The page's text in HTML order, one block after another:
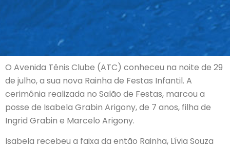
O Avenida Tênis Clube (ATC) conheceu na noite de 29
de julho, a sua nova Rainha de Festas Infantil. A
cerimônia realizada no Salão de Festas, marcou a
posse de Isabela Grabin Arigony, de 7 anos, filha de
Ingrid Grabin e Marcelo Arigony.
Isabela recebeu a faixa da então Rainha, Lívia Souza